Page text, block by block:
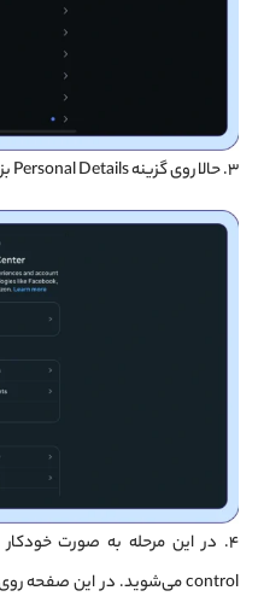
۳. حالا روی گزینه Personal Details بزنید.